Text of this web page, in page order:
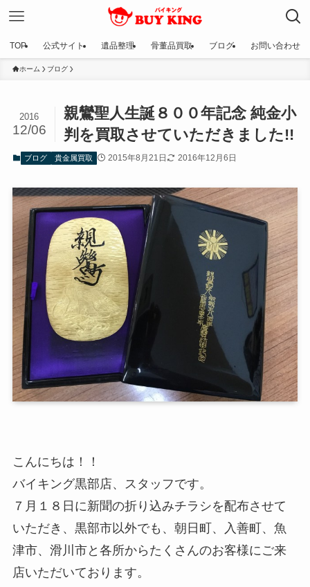
TOP 公式サイト 遺品整理 骨董品買取 ブログ お問い合わせ
ホーム ブログ
親鸞聖人生誕８００年記念 純金小
判を買取させていただきました!!
2016
12/06
ブログ 貴金属買取 2015年8月21日 2016年12月6日
こんにちは！！
バイキング黒部店、スタッフです。
７月１８日に新聞の折り込みチラシを配布させて
いただき、黒部市以外でも、朝日町、入善町、魚
津市、滑川市と各所からたくさんのお客様にご来
店いただいております。